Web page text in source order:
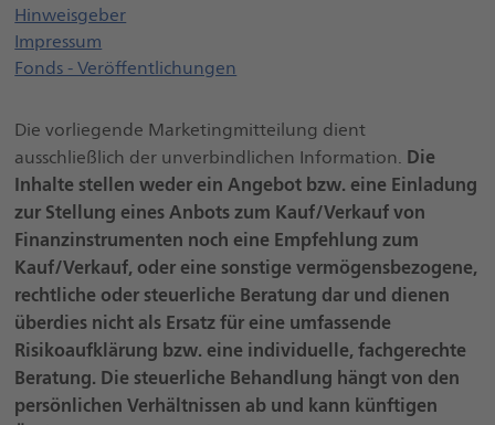
HinweisgeberÖffnet einen neuen Browser Tab
Impressum
Fonds - Veröffentlichungen
Die vorliegende Marketingmitteilung dient
ausschließlich der unverbindlichen Information. Die
Inhalte stellen weder ein Angebot bzw. eine Einladung
zur Stellung eines Anbots zum Kauf/Verkauf von
Finanzinstrumenten noch eine Empfehlung zum
Kauf/Verkauf, oder eine sonstige vermögensbezogene,
rechtliche oder steuerliche Beratung dar und dienen
überdies nicht als Ersatz für eine umfassende
Risikoaufklärung bzw. eine individuelle, fachgerechte
Beratung. Die steuerliche Behandlung hängt von den
persönlichen Verhältnissen ab und kann künftigen